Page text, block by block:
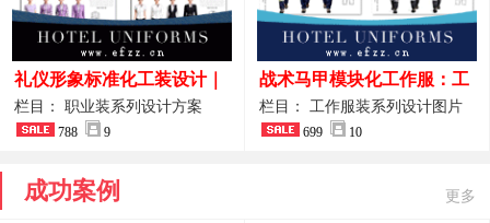
礼仪形象标准化工装设计｜
高端服务业仪态塑造专属职
业装系列
栏目： 职业装系列设计方案
788 9
战术马甲模块化工作服：工
程巡检与设备调试岗位的多
功能收纳设计
栏目： 工作服装系列设计图片
699 10
成功案例 更多